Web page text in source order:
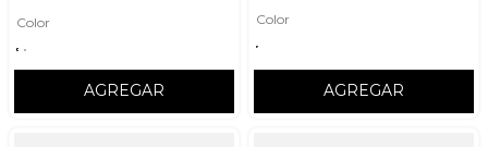
Color
AGREGAR
Color
AGREGAR